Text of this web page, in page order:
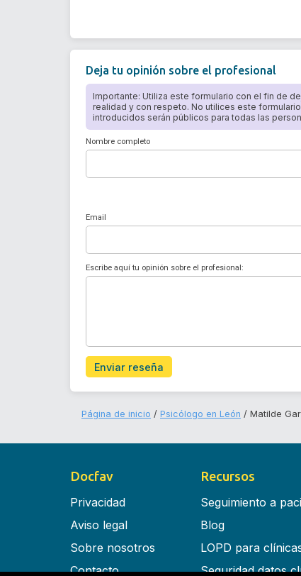
Deja tu opinión sobre el profesional
Importante: Utiliza este formulario con el fin de
realidad y con respeto. No utilices este
introducidos serán públicos para todas las
Nombre completo
Email
Escribe aquí tu opinión sobre el profesional:
Enviar reseña
Página de inicio Psicólogo en León Matilde
Docfav
Privacidad
Aviso legal
Sobre nosotros
Contacto
Recursos
Seguimiento a
Blog
LOPD para
Seguridad datos